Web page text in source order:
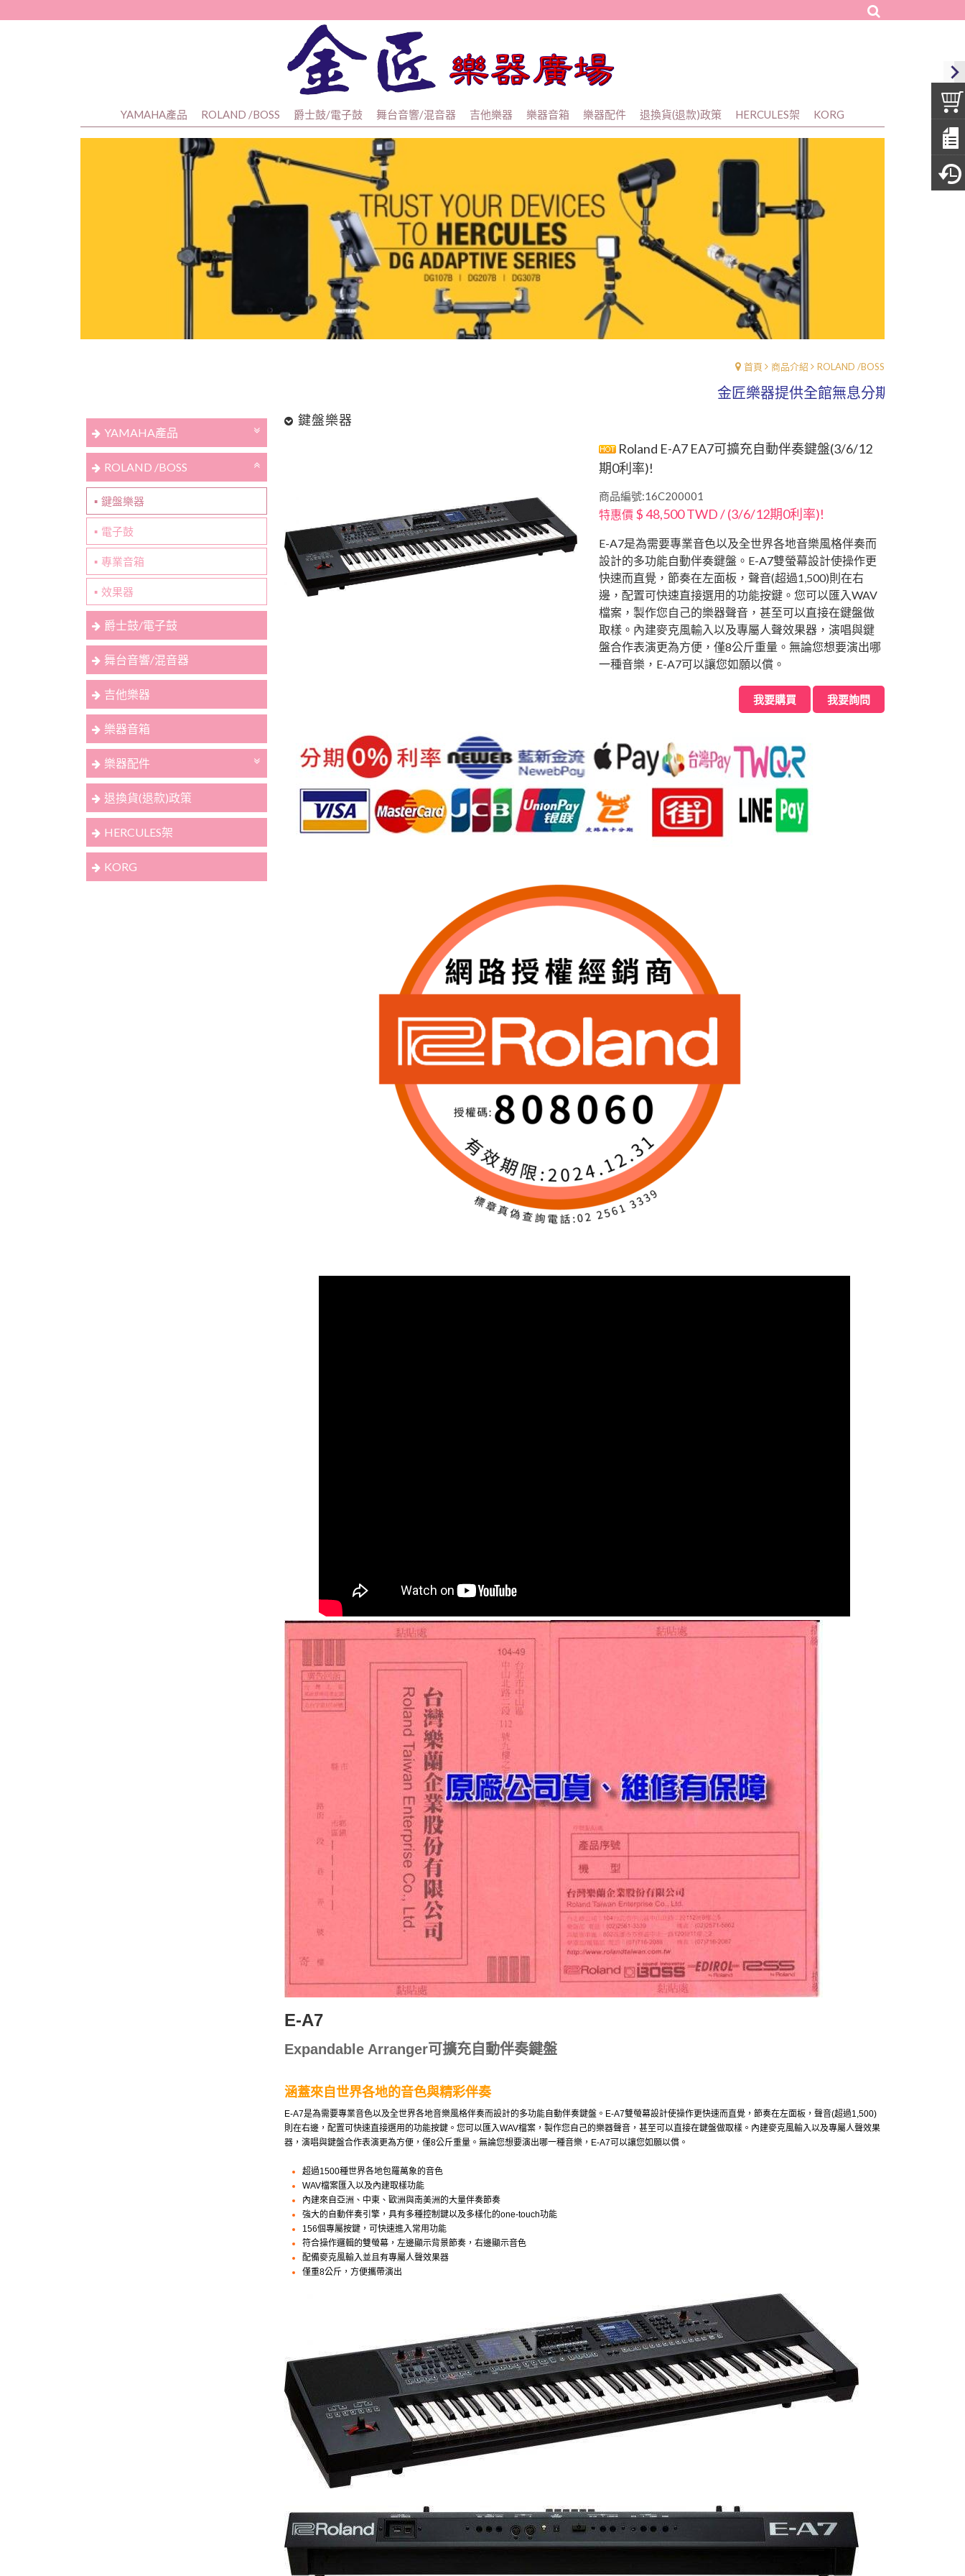
YAMAHA產品 ROLAND /BOSS 爵士鼓/電子鼓 舞台音響/混音器 吉他樂器 樂器音箱 樂器配件 退換貨(退款)政策 HERCULES架 KORG
首頁 商品介紹 ROLAND /BOSS
金匠樂器提供全館無息分期0%利率、讓你
YAMAHA產品
ROLAND /BOSS
鍵盤樂器
電子鼓
專業音箱
效果器
爵士鼓/電子鼓
舞台音響/混音器
吉他樂器
樂器音箱
樂器配件
退換貨(退款)政策
HERCULES架
KORG
鍵盤樂器
Roland E-A7 EA7可擴充自動伴奏鍵盤(3/6/12
期0利率)!
商品編號:16C200001
特惠價 $ 48,500 TWD / (3/6/12期0利率)!
E-A7是為需要專業音色以及全世界各地音樂風格伴奏而
設計的多功能自動伴奏鍵盤。E-A7雙螢幕設計使操作更
快速而直覺，節奏在左面板，聲音(超過1,500)則在右
邊，配置可快速直接選用的功能按鍵。您可以匯入WAV
檔案，製作您自己的樂器聲音，甚至可以直接在鍵盤做
取樣。內建麥克風輸入以及專屬人聲效果器，演唱與鍵
盤合作表演更為方便，僅8公斤重量。無論您想要演出哪
一種音樂，E-A7可以讓您如願以償。
我要購買 我要詢問
E-A7
Expandable Arranger可擴充自動伴奏鍵盤
涵蓋來自世界各地的音色與精彩伴奏
E-A7是為需要專業音色以及全世界各地音樂風格伴奏而設計的多功能自動伴奏鍵盤。E-A7雙螢幕設計使操作更快速而直覺，節奏在左面板，聲音(超過1,500)
則在右邊，配置可快速直接選用的功能按鍵。您可以匯入WAV檔案，製作您自己的樂器聲音，甚至可以直接在鍵盤做取樣。內建麥克風輸入以及專屬人聲效果
器，演唱與鍵盤合作表演更為方便，僅8公斤重量。無論您想要演出哪一種音樂，E-A7可以讓您如願以償。
超過1500種世界各地包羅萬象的音色
WAV檔案匯入以及內建取樣功能
內建來自亞洲、中東、歐洲與南美洲的大量伴奏節奏
強大的自動伴奏引擎，具有多種控制鍵以及多樣化的one-touch功能
156個專屬按鍵，可快速進入常用功能
符合操作邏輯的雙螢幕，左邊顯示背景節奏，右邊顯示音色
配備麥克風輸入並且有專屬人聲效果器
僅重8公斤，方便攜帶演出